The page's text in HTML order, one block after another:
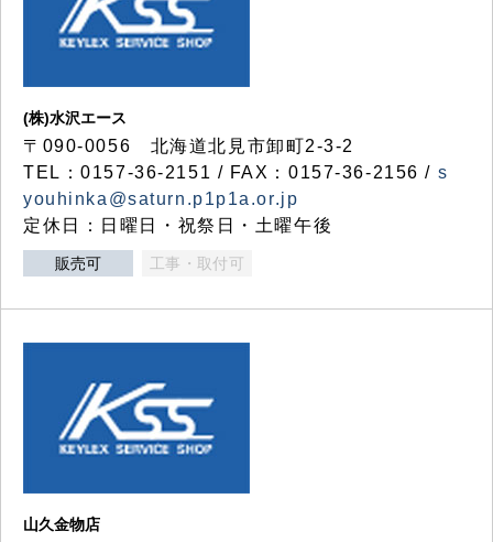
(株)水沢エース
〒090-0056 北海道北見市卸町2-3-2
TEL：0157-36-2151 / FAX：0157-36-2156 / s
youhinka@saturn.p1p1a.or.jp
定休日：日曜日・祝祭日・土曜午後
販売可 工事・取付可
山久金物店